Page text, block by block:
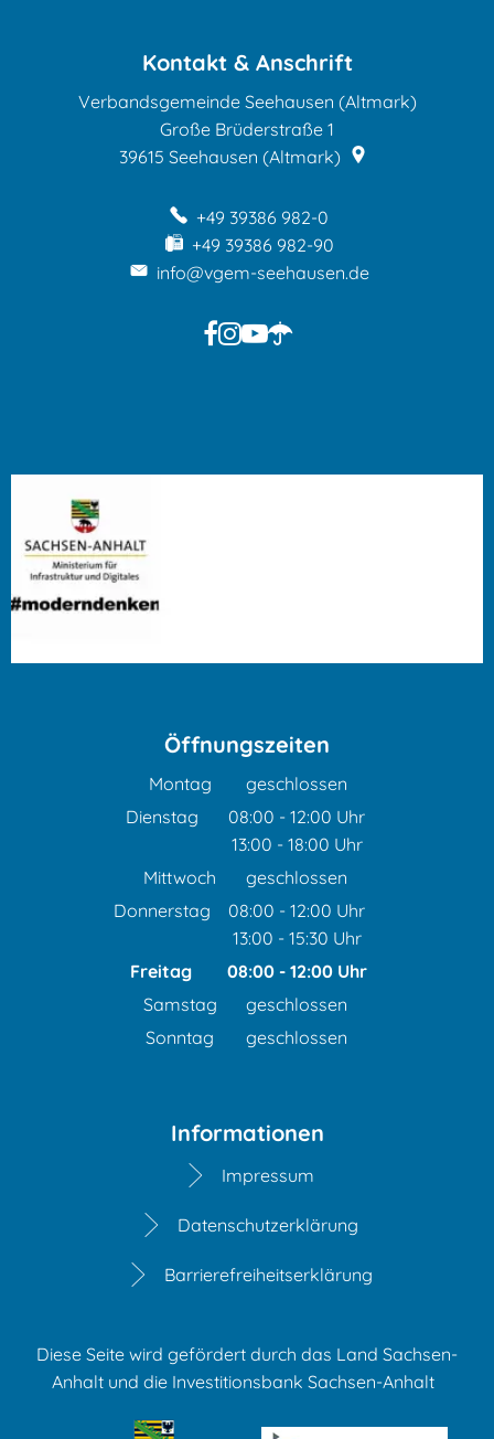
Kontakt & Anschrift
Verbandsgemeinde Seehausen (Altmark)
Große Brüderstraße 1
39615 Seehausen (Altmark)
+49 39386 982-0
+49 39386 982-90
info@vgem-seehausen.de
Öffnungszeiten
Montag
geschlossen
Dienstag
08:00 - 12:00 Uhr
Von 08:00 bis 12:00 Uhr
13:00 - 18:00 Uhr
Von 13:00 bis 18:00 Uhr
Mittwoch
geschlossen
Donnerstag
08:00 - 12:00 Uhr
Von 08:00 bis 12:00 Uhr
13:00 - 15:30 Uhr
Von 13:00 bis 15:30 Uhr
Freitag 08:00- 12:00Uhr
Von 08:00 bis 12:00 Uhr
Samstag
geschlossen
Sonntag
geschlossen
Informationen
Impressum
Datenschutzerklärung
Barrierefreiheitserklärung
Diese Seite wird gefördert durch das Land Sachsen-
Anhalt und die Investitionsbank Sachsen-Anhalt